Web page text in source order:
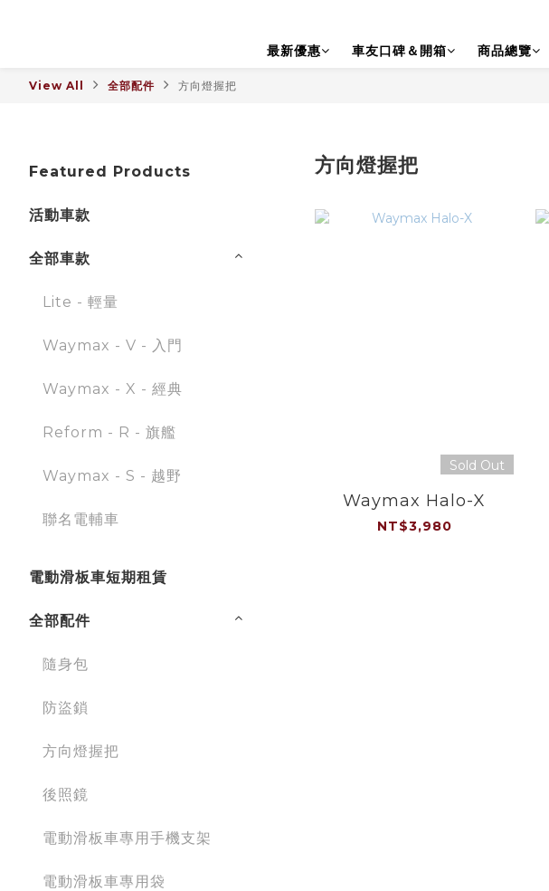
最新優惠 車友口碑＆開箱 商品總覽
View All 全部配件 方向燈握把
Featured Products
活動車款
全部車款
Lite - 輕量
Waymax - V - 入門
Waymax - X - 經典
Reform - R - 旗艦
Waymax - S - 越野
聯名電輔車
電動滑板車短期租賃
全部配件
隨身包
防盜鎖
方向燈握把
後照鏡
電動滑板車專用手機支架
電動滑板車專用袋
方向燈握把
Sold Out
Waymax Halo-X
NT$3,980